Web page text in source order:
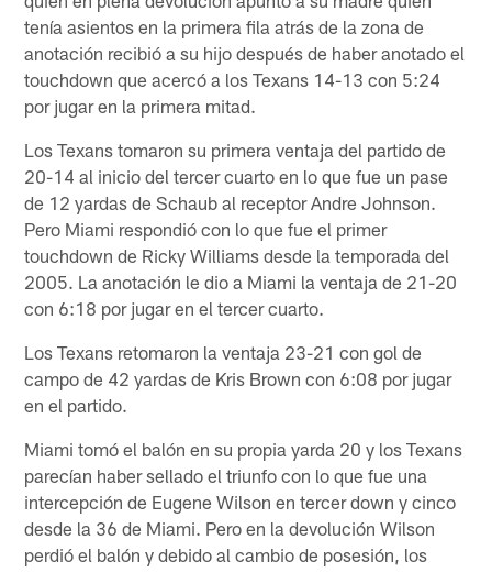
tenía asientos en la primera fila atrás de la zona de
anotación recibió a su hijo después de haber anotado el
touchdown que acercó a los Texans 14-13 con 5:24
por jugar en la primera mitad.
Los Texans tomaron su primera ventaja del partido de
20-14 al inicio del tercer cuarto en lo que fue un pase
de 12 yardas de Schaub al receptor Andre Johnson.
Pero Miami respondió con lo que fue el primer
touchdown de Ricky Williams desde la temporada del
2005. La anotación le dio a Miami la ventaja de 21-20
con 6:18 por jugar en el tercer cuarto.
Los Texans retomaron la ventaja 23-21 con gol de
campo de 42 yardas de Kris Brown con 6:08 por jugar
en el partido.
Miami tomó el balón en su propia yarda 20 y los Texans
parecían haber sellado el triunfo con lo que fue una
intercepción de Eugene Wilson en tercer down y cinco
desde la 36 de Miami. Pero en la devolución Wilson
perdió el balón y debido al cambio de posesión, los